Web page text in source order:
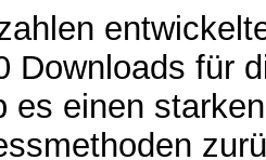
Downloads für
es einen